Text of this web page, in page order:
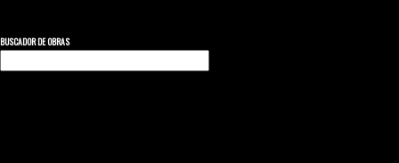
BUSCADOR DE OBRAS